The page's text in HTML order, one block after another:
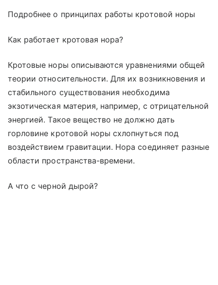
Подробнее о принципах работы кротовой норы
Как работает кротовая нора?
Кротовые норы описываются уравнениями общей
теории относительности. Для их возникновения и
стабильного существования необходима
экзотическая материя, например, с отрицательной
энергией. Такое вещество не должно дать
горловине кротовой норы схлопнуться под
воздействием гравитации. Нора соединяет разные
области пространства-времени.
А что с черной дырой?